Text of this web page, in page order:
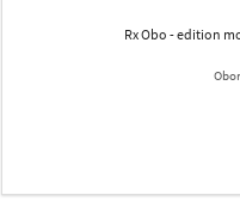
Rx Obo - edition